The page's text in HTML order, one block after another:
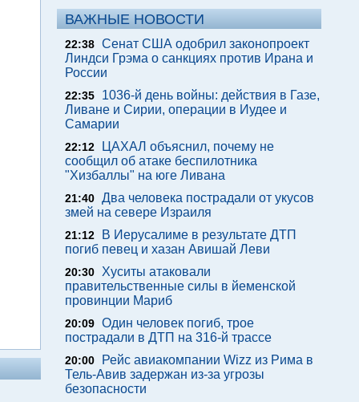
ВАЖНЫЕ НОВОСТИ
22:38 Сенат США одобрил законопроект
Линдси Грэма о санкциях против Ирана и
России
22:35
1036-й день войны: действия в Газе,
Ливане и Сирии, операции в Иудее и
Самарии
22:12
ЦАХАЛ объяснил, почему не
сообщил об атаке беспилотника
"Хизбаллы" на юге Ливана
21:40 Два человека пострадали от укусов
змей на севере Израиля
21:12
В Иерусалиме в результате ДТП
погиб певец и хазан Авишай Леви
20:30
Хуситы атаковали
правительственные силы в йеменской
провинции Мариб
20:09 Один человек погиб, трое
пострадали в ДТП на 316-й трассе
20:00
Рейс авиакомпании Wizz из Рима в
Тель-Авив задержан из-за угрозы
безопасности